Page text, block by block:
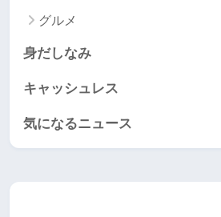
グルメ
身だしなみ
キャッシュレス
気になるニュース